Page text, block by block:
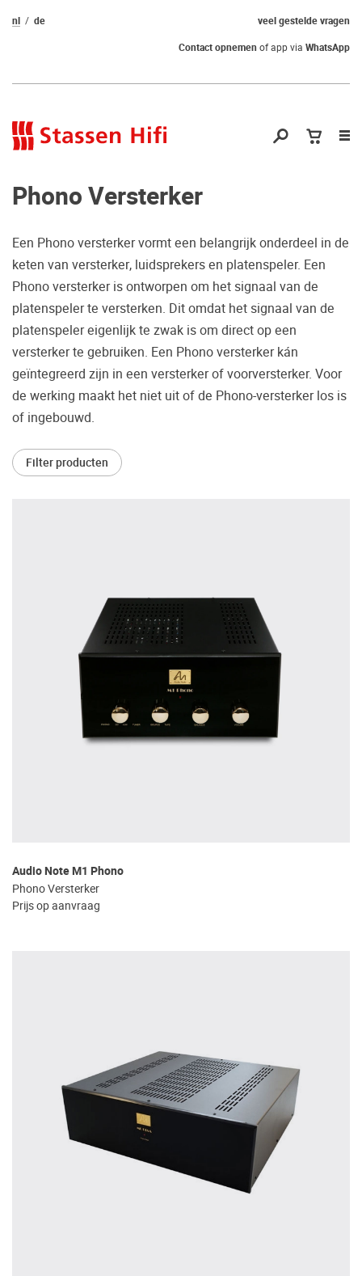
Nog geen keuze
gemaakt?
Waarom komt u niet bij ons luisteren?
Zo maakt u zeker de juiste keuze.
Vaak worden er producten gekocht op
aanraden van derden of bijvoorbeeld een
review.
Helaas blijkt dat velen spijt hebben van hun
beslissing en hun smaak toch anders is dan
veel gestelde vragen
nl
de
Contact opnemenof app via WhatsApp
Phono Versterker
Een Phono versterker vormt een belangrijk onderdeel in de
keten van versterker, luidsprekers en platenspeler. Een
Phono versterker is ontworpen om het signaal van de
platenspeler te versterken. Dit omdat het signaal van de
platenspeler eigenlijk te zwak is om direct op een
versterker te gebruiken. Een Phono versterker kán
geïntegreerd zijn in een versterker of voorversterker. Voor
de werking maakt het niet uit of de Phono-versterker los is
of ingebouwd.
Filter producten
Audio Note M1 Phono
Phono Versterker
Prijs op aanvraag